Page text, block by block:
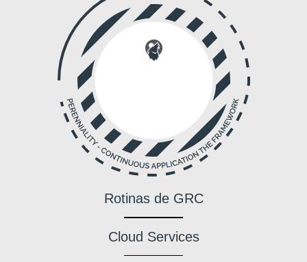
Rotinas de GRC
Cloud Services